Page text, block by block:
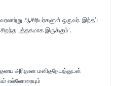
ஆசிரியர்களுள் ஒருவர். இந்தப்
புத்தகமாக இருக்கும்'.
அரிதான மனிதநேயத்துடன்
எல்லோரையும்